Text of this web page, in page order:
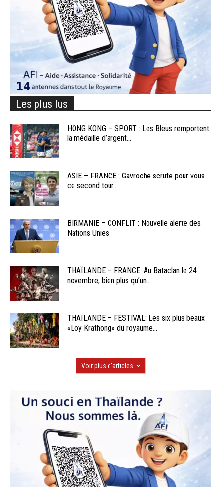
Les plus lus
HONG KONG – SPORT : Les Bleus remportent
la médaille d’argent...
ASIE – FRANCE : Gavroche scrute pour vous
ce second tour...
BIRMANIE – CONFLIT : Nouvelle alerte des
Nations Unies
THAÏLANDE – FRANCE: Au Bataclan le 24
novembre, bien plus qu’un...
THAÏLANDE – FESTIVAL: Les six plus beaux
«Loy Krathong» du royaume...
Voir plus d'articles